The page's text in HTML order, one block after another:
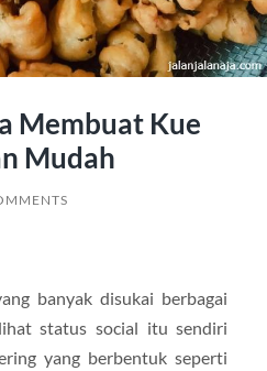
Membuat Kue
Mudah
banyak disukai berbagai
status social itu sendiri
yang berbentuk seperti